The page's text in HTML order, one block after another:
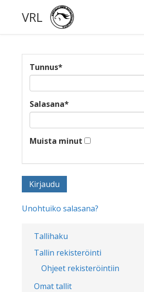
VRL
Tallihaku
Tallin rekisteröinti
Ohjeet rekisteröintiin
Omat tallit
Tunnus*
Salasana*
Muista minut
Unohtuiko salasana?